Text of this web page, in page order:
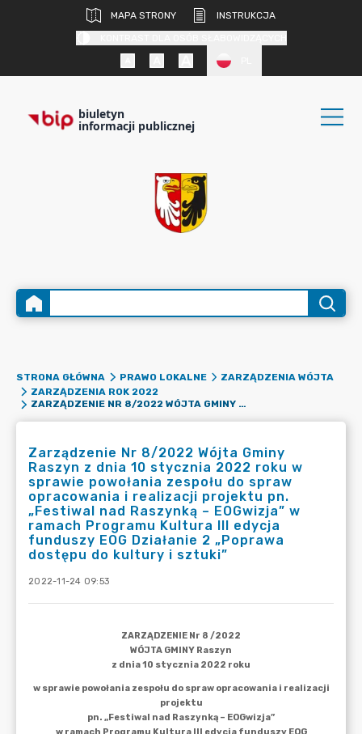
MAPA STRONY
INSTRUKCJA
biuletyn
informacji publicznej
STRONA GŁÓWNA PRAWO LOKALNE
ZARZĄDZENIA WÓJTA
ZARZĄDZENIA ROK 2022
ZARZĄDZENIE NR 8/2022 WÓJTA GMINY RASZYN Z DNIA 10 STYCZNIA 2022 ROKU W SPRAWIE POWOŁANIA ZESPOŁU DO SPRAW OPRACOWANIA I REALIZACJI PROJEKTU PN. „FESTIWAL NAD RASZYNKĄ – EOGWIZJA” W RAMACH PROGRAMU KULTURA III EDYCJA FUNDUSZY EOG DZIAŁANIE 2 „POPRAWA DOSTĘPU DO KULTURY I SZTUKI”
Zarządzenie Nr 8/2022 Wójta Gminy
Raszyn z dnia 10 stycznia 2022 roku w
sprawie powołania zespołu do spraw
opracowania i realizacji projektu pn.
„Festiwal nad Raszynką – EOGwizja” w
ramach Programu Kultura III edycja
funduszy EOG Działanie 2 „Poprawa
dostępu do kultury i sztuki”
2022-11-24 09:53